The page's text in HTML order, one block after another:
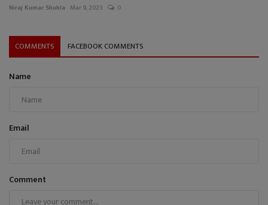
Niraj Kumar Shukla Mar 9, 2023 0
COMMENTS FACEBOOK COMMENTS
Name
Email
Comment